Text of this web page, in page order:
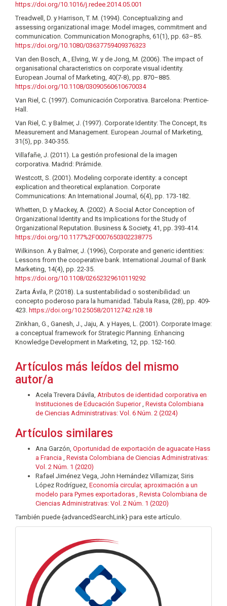
https://doi.org/10.1016/j.redee.2014.05.001
Treadwell, D. y Harrison, T. M. (1994). Conceptualizing and
assessing organizational image: Model images, commitment and
communication. Communication Monographs, 61(1), pp. 63–85.
https://doi.org/10.1080/03637759409376323
Van den Bosch, A., Elving, W. y de Jong, M. (2006). The impact of
organisational characteristics on corporate visual identity.
European Journal of Marketing, 40(7-8), pp. 870–885.
https://doi.org/10.1108/03090560610670034
Van Riel, C. (1997). Comunicación Corporativa. Barcelona: Prentice-
Hall.
Van Riel, C. y Balmer, J. (1997). Corporate Identity: The Concept, Its
Measurement and Management. European Journal of Marketing,
31(5), pp. 340-355.
Villafañe, J. (2011). La gestión profesional de la imagen
corporativa. Madrid: Pirámide.
Westcott, S. (2001). Modeling corporate identity: a concept
explication and theoretical explanation. Corporate
Communications: An International Journal, 6(4), pp. 173-182.
Whetten, D. y Mackey, A. (2002). A Social Actor Conception of
Organizational Identity and Its Implications for the Study of
Organizational Reputation. Business & Society, 41, pp. 393-414.
https://doi.org/10.1177%2F0007650302238775
Wilkinson. A y Balmer, J. (1996), Corporate and generic identities:
Lessons from the cooperative bank. International Journal of Bank
Marketing, 14(4), pp. 22-35.
https://doi.org/10.1108/02652329610119292
Zarta Ávila, P. (2018). La sustentabilidad o sostenibilidad: un
concepto poderoso para la humanidad. Tabula Rasa, (28), pp. 409-
423. https://doi.org/10.25058/20112742.n28.18
Zinkhan, G., Ganesh, J., Jaju, A. y Hayes, L. (2001). Corporate Image:
a conceptual framework for Strategic Planning. Enhancing
Knowledge Development in Marketing, 12, pp. 152-160.
Artículos más leídos del mismo
autor/a
Acela Trevera Dávila, Atributos de identidad corporativa en
Instituciones de Educación Superior, Revista Colombiana
de Ciencias Administrativas: Vol. 6 Núm. 2 (2024)
Artículos similares
Ana Garzón, Oportunidad de exportación de aguacate Hass
a Francia , Revista Colombiana de Ciencias Administrativas:
Vol. 2 Núm. 1 (2020)
Rafael Jiménez Vega, John Hernández Villamizar, Siris
López Rodríguez, Economía circular, aproximación a un
modelo para Pymes exportadoras , Revista Colombiana de
Ciencias Administrativas: Vol. 2 Núm. 1 (2020)
También puede {advancedSearchLink} para este artículo.